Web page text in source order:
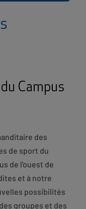
Campus
des
de sport du
de l'ouest de
et à notre
possibilités
groupes et des